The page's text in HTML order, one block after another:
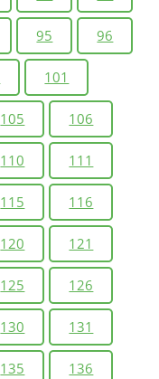
95 96
101
105 106
110 111
115 116
120 121
125 126
130 131
135 136